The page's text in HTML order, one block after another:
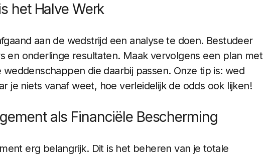
het Halve Werk
aan de wedstrijd een analyse te doen. Bestudeer
en onderlinge resultaten. Maak vervolgens een plan met
weddenschappen die daarbij passen. Onze tip is: wed
je niets vanaf weet, hoe verleidelijk de odds ook lijken!
als Financiële Bescherming
erg belangrijk. Dit is het beheren van je totale